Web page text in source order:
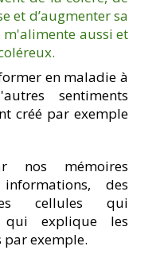
et d’augmenter sa
m'alimente aussi et
en maladie à
sentiments
créé par exemple
nos mémoires
des
cellules qui
qui explique les
exemple.